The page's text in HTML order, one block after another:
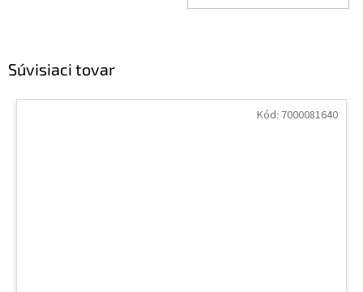
Súvisiaci tovar
Kód: 7000081640